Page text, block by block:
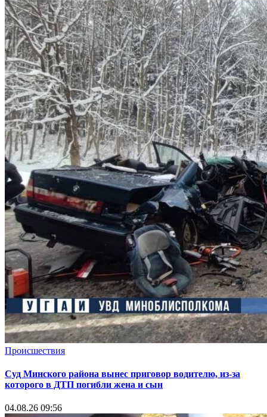
Происшествия
Суд Минского района вынес приговор водителю, из-за
которого в ДТП погибли жена и сын
04.08.26 09:56